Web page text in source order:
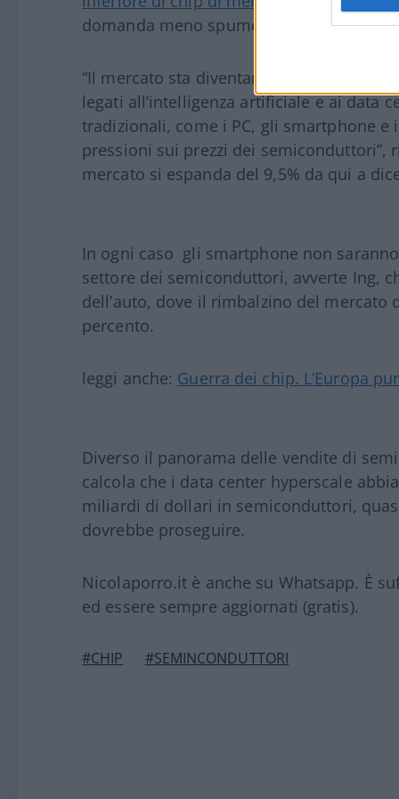
domanda meno spumeggiante, anche in
“Il mercato sta diventando sempre più
legati all’intelligenza artificiale e ai data
tradizionali, come i PC, gli smartphone
pressioni sui prezzi dei semiconduttori”,
mercato si espanda del 9,5% da qui a
In ogni caso gli smartphone non
settore dei semiconduttori, avverte Ing,
dell’auto, dove il rimbalzino del
percento.
leggi anche: Guerra dei chip. L’Europa
Diverso il panorama delle vendite di
calcola che i data center hyperscale
miliardi di dollari in semiconduttori,
dovrebbe proseguire.
Nicolaporro.it è anche su Whatsapp. È
ed essere sempre aggiornati (gratis).
#CHIP #SEMINCONDUTTORI